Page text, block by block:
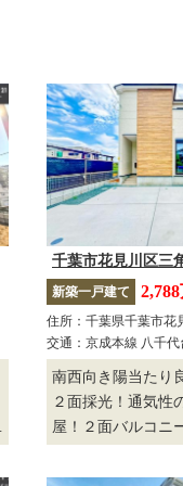
千葉市花見川区
新築一戸建て
住所：千葉県千葉市花
交通：京成本線 八千代
南西向き陽当たり
２面採光！通気性
屋！２面バルコニ
よく日差しを活用